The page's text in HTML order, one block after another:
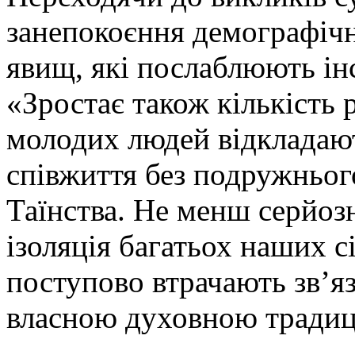
занепокоєння
явищ, які послаблюють
«Зростає також
молодих людей
співжиття без
Таїнства. Не менш
ізоляція багатьох наших
поступово втрачають
власною духовною